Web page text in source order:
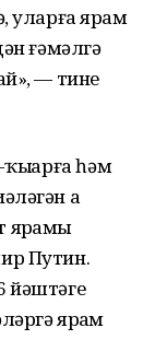
уларға ярҙам
ғәмәлгә
— тине
һәм
аҙ
ярҙамы
Путин.
йәштәге
ярҙам